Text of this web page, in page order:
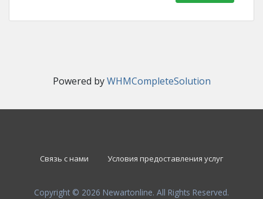
Powered byWHMCompleteSolution
Связь с нами Условия предоставления услуг
Copyright © 2026 Newartonline. All Rights Reserved.